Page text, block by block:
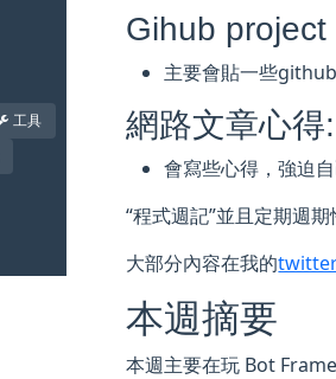
工具
Gihub project
主要會貼一些
網路文章心得:
會寫些心得，強迫自
“程式週記”並且定期週期
大部分內容在我的
本週摘要
本週主要在玩 Bot